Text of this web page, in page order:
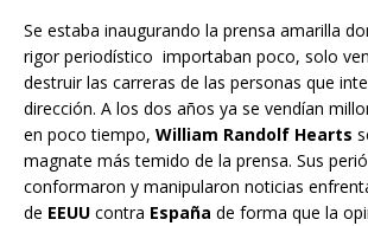
Se estaba inaugurando la prensa amarilla
rigor periodístico importaban poco, solo
destruir las carreras de las personas que
dirección. A los dos años ya se vendían
en poco tiempo, William Randolf Hearts
magnate más temido de la prensa. Sus
conformaron y manipularon noticias
de EEUU contra España de forma que la